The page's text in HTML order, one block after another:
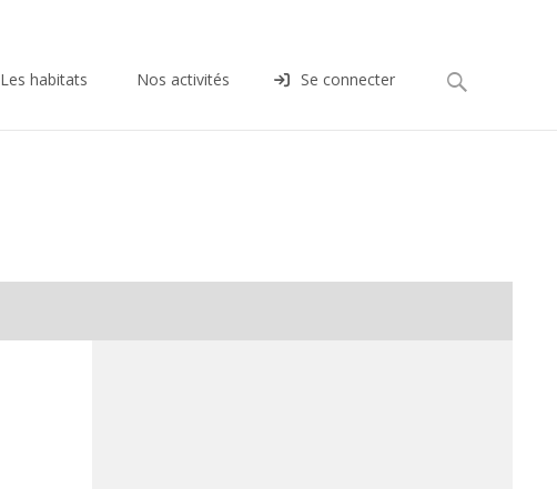
Les habitats Nos activités Se connecter Rechercher :